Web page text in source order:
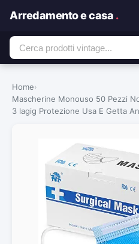
Arredamento e casa .
Home›
Mascherine Monouso 50 Pezzi
3 lagig Protezione Usa E Getta